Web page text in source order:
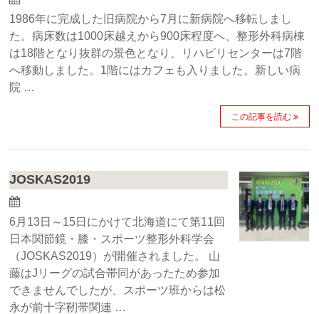
1986年に完成した旧病院から7月に新病院へ移転しまし
た。病床数は1000床越えから900床程度へ、整形外科病棟
は18階となり抜群の景色となり、リハビリセンターは7階
へ移動しました。1階にはカフェも入りました。新しい病
院 …
この記事を読む
JOSKAS2019
6月13日～15日にかけて北海道にて第11回
日本関節鏡・膝・スポーツ整形外科学会
（JOSKAS2019）が開催されました。 山
藤はJリーグの試合帯同があったため参加
できませんでしたが、スポーツ班からは松
永が前十字靭帯関連 …